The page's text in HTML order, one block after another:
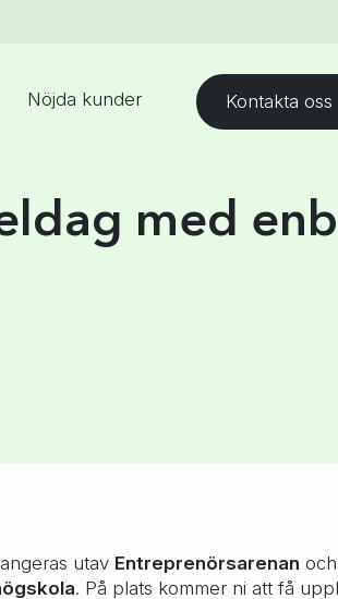
Nöjda kunder Kontakta oss
med
utav Entreprenörsarenan och
. På plats kommer ni att få